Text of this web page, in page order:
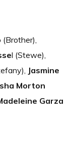
(Brother),
l (Stewe),
Jasmine
Morton
Garza